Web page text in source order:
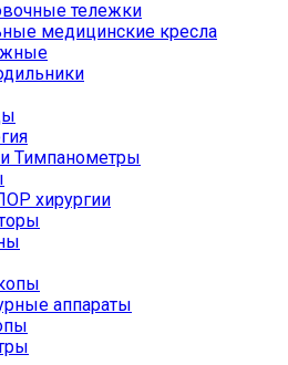
тележки
медицинские кресла
Тимпанометры
хирургии
аппараты